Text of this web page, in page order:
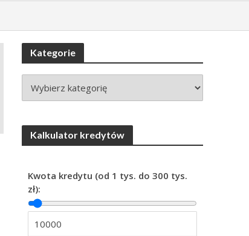
Kategorie
Kalkulator kredytów
Kwota kredytu (od 1 tys. do 300 tys.
zł):